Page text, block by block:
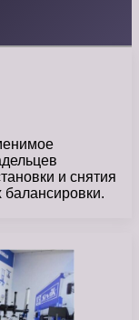
и снятия
балансировки.